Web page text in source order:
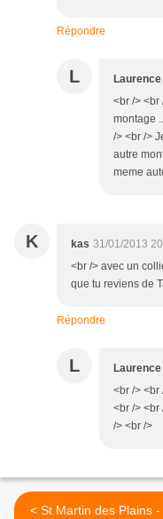
Répondre
L
<br /> <br
montage
/> <br />
autre
meme
K kas 31/01/2013
<br /> avec un
que tu reviens de
Répondre
L
<br />
<br /> <br
/> <br />
< St Martin des Plains - un